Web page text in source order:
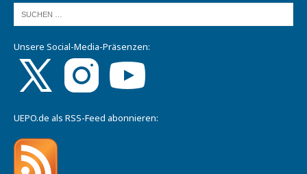
Unsere Social-Media-Präsenzen:
UEPO.de als RSS-Feed abonnieren: